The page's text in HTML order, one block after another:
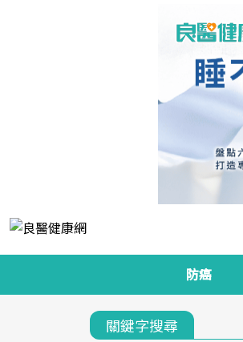
防癌
關鍵字搜尋